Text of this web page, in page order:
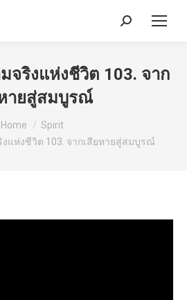
Search:
จริงแห่งชีวิต 103. จาก
ายสู่สมบูรณ์
Home
Spirit
งแห่งชีวิต 103. จากเสียหายสู่สมบูรณ์